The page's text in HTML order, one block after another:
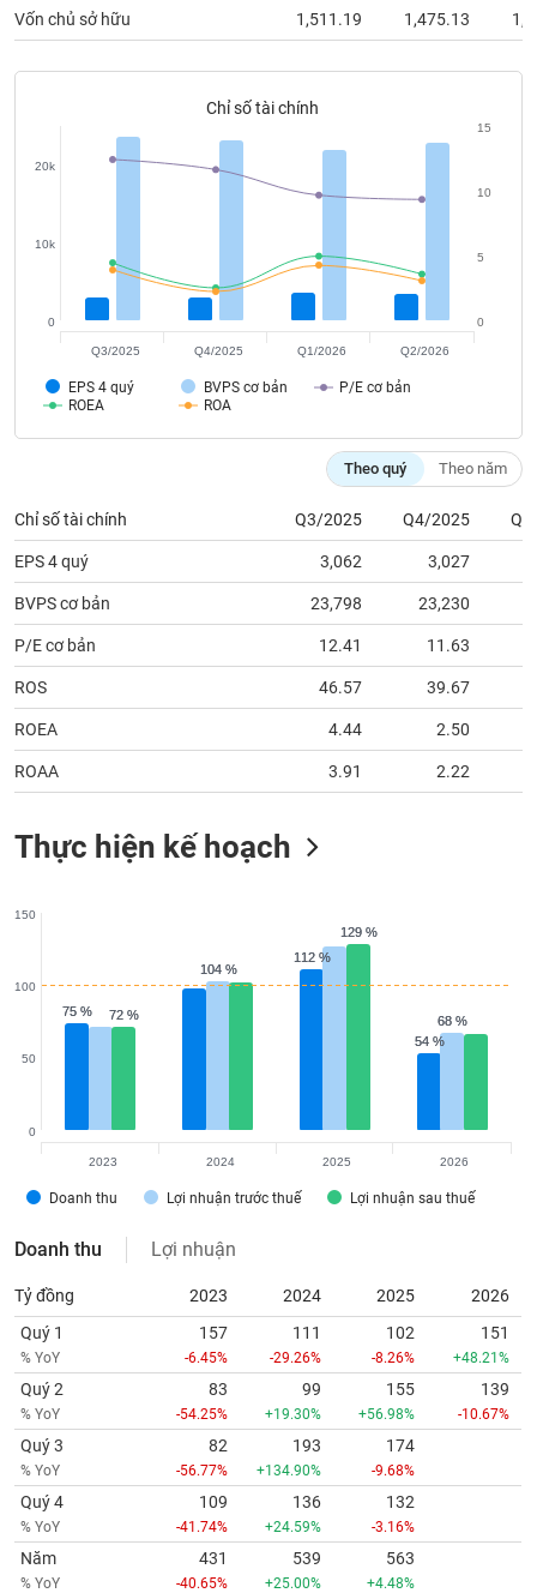
Vốn chủ sở hữu 1,511.19 1,475.13
Chỉ số tài chính
EPS 4 quý BVPS cơ bản
P/E cơ bản
ROEA
ROA
0
10k
20k
0
5
10
15
Q3/2025 Q4/2025 Q1/2026 Q2/2026
Theo quý Theo năm
Chỉ số tài chính Q3/2025 Q4/2025
EPS 4 quý 3,062 3,027
BVPS cơ bản 23,798 23,230
P/E cơ bản 12.41 11.63
ROS 46.57 39.67
ROEA 4.44 2.50
ROAA 3.91 2.22
Thực hiện kế hoạch
75 %
75 %
112 %
112 %
54 %
54 %
104 %
104 %
68 %
68 %
72 %
72 %
129 %
129 %
Doanh thu Lợi nhuận trước thuế Lợi nhuận sau thuế
0
50
100
150
2023 2024 2025 2026
Doanh thu Lợi nhuận
Tỷ đồng 2023 2024 2025
2026
Quý 1
% YoY
157
-6.45%
111
-29.26%
102
-8.26%
151
+48.21%
Quý 2
% YoY
83
-54.25%
99
+19.30%
155
+56.98%
139
-10.67%
Quý 3
% YoY
82
-56.77%
193
+134.90%
174
-9.68%
Quý 4
% YoY
109
-41.74%
136
+24.59%
132
-3.16%
Năm
% YoY
431
-40.65%
539
+25.00%
563
+4.48%
thông
chính